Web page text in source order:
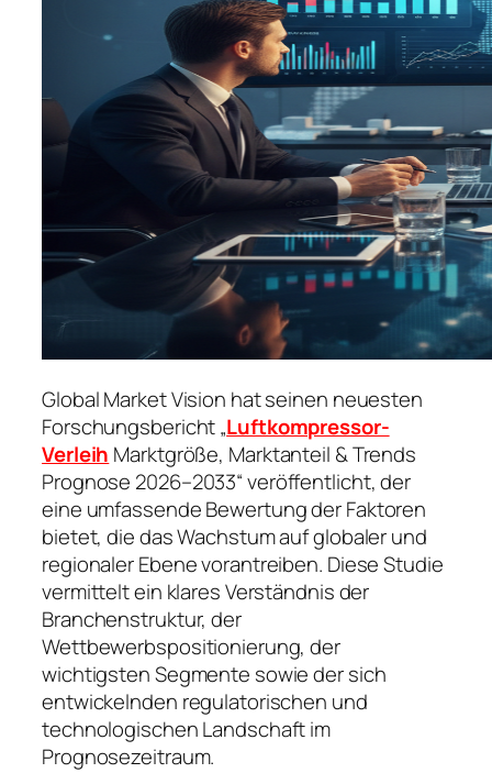
Global Market Vision hat seinen neuesten
Forschungsbericht „Luftkompressor-
Verleih Marktgröße, Marktanteil & Trends
Prognose 2026–2033“ veröffentlicht, der
eine umfassende Bewertung der Faktoren
bietet, die das Wachstum auf globaler und
regionaler Ebene vorantreiben. Diese Studie
vermittelt ein klares Verständnis der
Branchenstruktur, der
Wettbewerbspositionierung, der
wichtigsten Segmente sowie der sich
entwickelnden regulatorischen und
technologischen Landschaft im
Prognosezeitraum.